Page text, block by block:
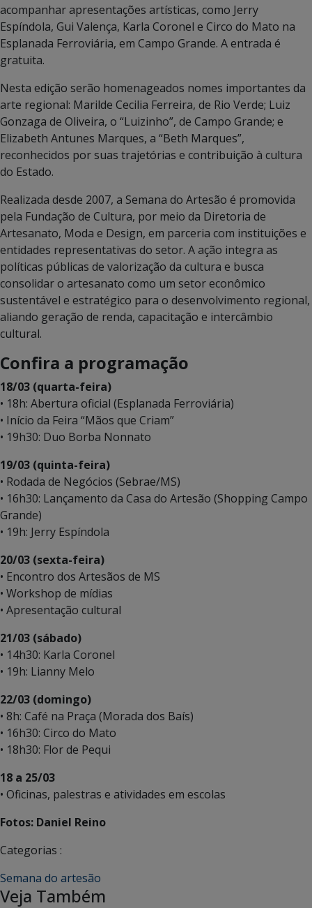
acompanhar apresentações artísticas, como Jerry
Espíndola, Gui Valença, Karla Coronel e Circo do Mato na
Esplanada Ferroviária, em Campo Grande. A entrada é
gratuita.
Nesta edição serão homenageados nomes importantes da
arte regional: Marilde Cecilia Ferreira, de Rio Verde; Luiz
Gonzaga de Oliveira, o “Luizinho”, de Campo Grande; e
Elizabeth Antunes Marques, a “Beth Marques”,
reconhecidos por suas trajetórias e contribuição à cultura
do Estado.
Realizada desde 2007, a Semana do Artesão é promovida
pela Fundação de Cultura, por meio da Diretoria de
Artesanato, Moda e Design, em parceria com instituições e
entidades representativas do setor. A ação integra as
políticas públicas de valorização da cultura e busca
consolidar o artesanato como um setor econômico
sustentável e estratégico para o desenvolvimento regional,
aliando geração de renda, capacitação e intercâmbio
cultural.
Confira a programação
18/03 (quarta-feira)
• 18h: Abertura oficial (Esplanada Ferroviária)
• Início da Feira “Mãos que Criam”
• 19h30: Duo Borba Nonnato
19/03 (quinta-feira)
• Rodada de Negócios (Sebrae/MS)
• 16h30: Lançamento da Casa do Artesão (Shopping Campo
Grande)
• 19h: Jerry Espíndola
20/03 (sexta-feira)
• Encontro dos Artesãos de MS
• Workshop de mídias
• Apresentação cultural
21/03 (sábado)
• 14h30: Karla Coronel
• 19h: Lianny Melo
22/03 (domingo)
• 8h: Café na Praça (Morada dos Baís)
• 16h30: Circo do Mato
• 18h30: Flor de Pequi
18 a 25/03
• Oficinas, palestras e atividades em escolas
Fotos: Daniel Reino
Categorias :
Semana do artesão
Veja Também